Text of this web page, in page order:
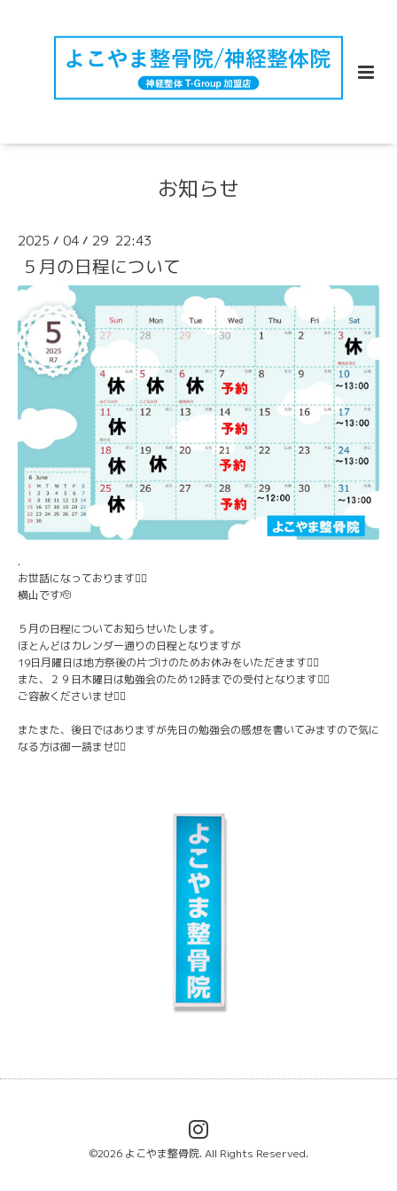
お知らせ
2025 / 04 / 29 22:43
５月の日程について
.
お世話になっております🙇‍♂️
横山です🫡
５月の日程についてお知らせいたします。
ほとんどはカレンダー通りの日程となりますが
19日月曜日は地方祭後の片づけのためお休みをいただきます🙇‍♂️
また、２９日木曜日は勉強会のため12時までの受付となります🙇‍♂️
ご容赦くださいませ🙇‍♂️
またまた、後日ではありますが先日の勉強会の感想を書いてみますので気に
なる方は御一読ませ🙇‍♂️
©2026 よこやま整骨院. All Rights Reserved.